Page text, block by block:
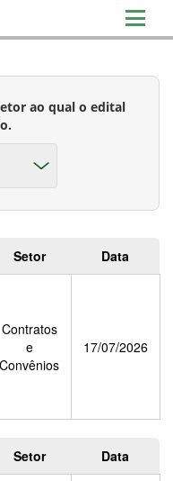
ao qual o edital
Setor Data
Contratos
e
Convênios
17/07/2026
Setor Data